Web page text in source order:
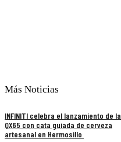
Más Noticias
INFINITI celebra el lanzamiento de la
QX65 con cata guiada de cerveza
artesanal en Hermosillo